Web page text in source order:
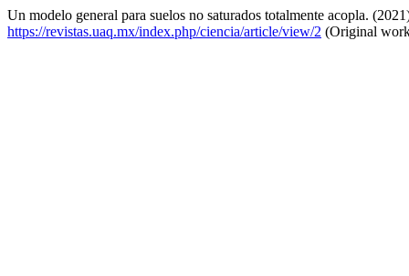
Un modelo general para suelos no saturados totalmente acopla.
https://revistas.uaq.mx/index.php/ciencia/article/view/2 (Original